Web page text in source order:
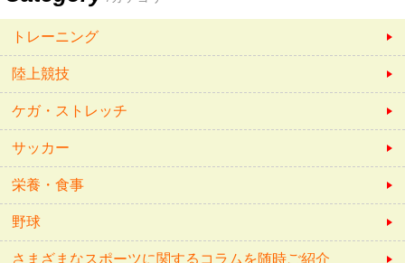
トレーニング
陸上競技
ケガ・ストレッチ
サッカー
栄養・食事
野球
さまざまなスポーツに関するコラムを随時ご紹介